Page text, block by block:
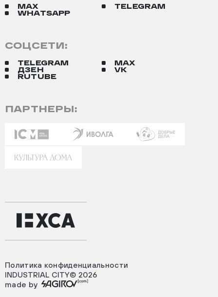
ПАРТНЕРЫ:
СОЦСЕТИ:
TELEGRAM
MAX
ДЗЕН
VK
RUTUBE
MAX
TELEGRAM
WHATSAPP
Политика конфиденциальности
INDUSTRIAL CITY© 2026
made by